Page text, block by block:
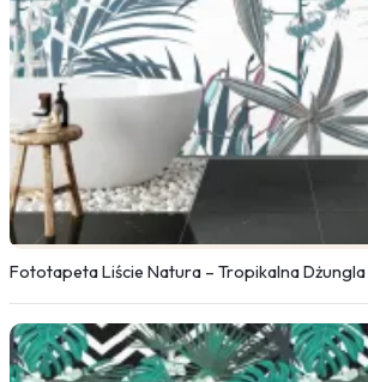
Fototapeta Liście Natura – Tropikalna Dżungla